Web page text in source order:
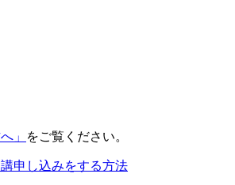
」 をご覧ください。
申し込みをする方法